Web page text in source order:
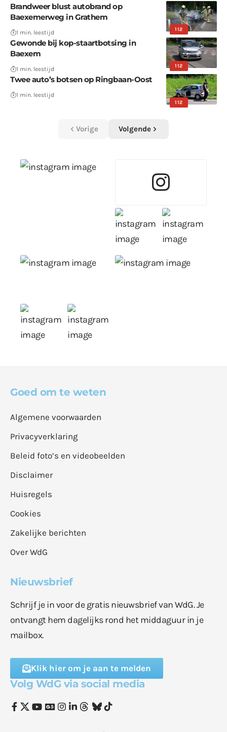
112
Brandweer blust autobrand op
Baexemerweg in Grathem
1 min. leestijd
112
Gewonde bij kop-staartbotsing in
Baexem
1 min. leestijd
112
Twee auto’s botsen op Ringbaan-Oost
1 min. leestijd
Vorige Volgende
Goed om te weten
Algemene voorwaarden
Privacyverklaring
Beleid foto’s en videobeelden
Disclaimer
Huisregels
Cookies
Zakelijke berichten
Over WdG
Nieuwsbrief
Schrijf je in voor de gratis nieuwsbrief van WdG. Je
ontvangt hem dagelijks rond het middaguur in je
mailbox.
Klik hier om je aan te melden
Volg WdG via social media